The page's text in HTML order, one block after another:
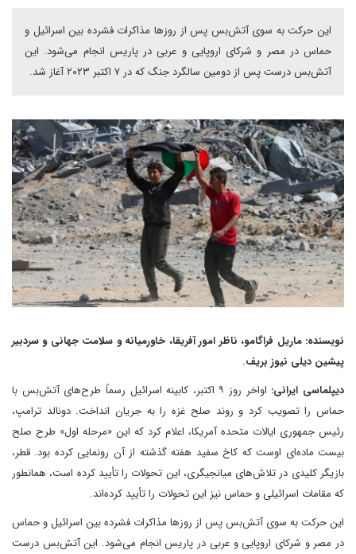
این حرکت به سوی آتش‌بس پس از روزها مذاکرات فشرده بین اسرائیل و
حماس در مصر و شرکای اروپایی و عربی در پاریس انجام می‌شود. این
آتش‌بس درست پس از دومین سالگرد جنگ که در ۷ اکتبر ۲۰۲۳ آغاز شد.
نویسنده: ماریل فراگامو، ناظر امور آفریقا، خاورمیانه و سلامت جهانی و سردبیر
پیشین دیلی نیوز بریف.
دیپلماسی ایرانی:
اواخر روز ۹ اکتبر، کابینه اسرائیل رسماً طرح‌های آتش‌بس با
حماس را تصویب کرد و روند صلح غزه را به جریان انداخت. دونالد ترامپ،
رئیس جمهوری ایالات متحده آمریکا، اعلام کرد که این «مرحله اول» طرح صلح
بیست ماده‌ای اوست که کاخ سفید هفته گذشته از آن رونمایی کرده بود. قطر،
بازیگر کلیدی در تلاش‌های میانجیگری، این تحولات را تأیید کرده است، همانطور
که مقامات اسرائیلی و حماس نیز این تحولات را تأیید کرده‌اند.
این حرکت به سوی آتش‌بس پس از روزها مذاکرات فشرده بین اسرائیل و حماس
در مصر و شرکای اروپایی و عربی در پاریس انجام می‌شود. این آتش‌بس درست